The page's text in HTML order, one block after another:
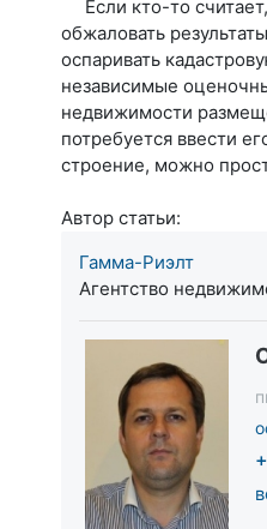
Если кто-то
обжаловать
оспаривать
независимые
недвижимости
потребуется ввести
строение, можно
Автор статьи:
Гамма-Риэлт
Агентство